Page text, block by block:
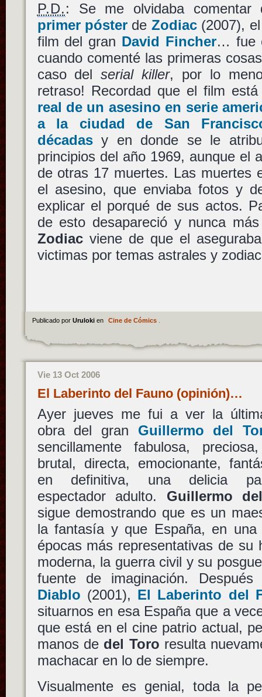
P.D.: Se me olvidaba
primer pósterde Zodiac(2007), el
film del gran David Fincher… fue
cuando comenté las primeras
caso delserial killer, por lo
retraso! Recordad que el film
real de un asesino en serie
a la ciudad de San
décadasy en donde se le
principios del año 1969, aunque el
de otras 17 muertes. Las muertes
el asesino, que enviaba fotos y
explicar el porqué de sus actos.
de esto desapareció y nunca
Zodiacviene de que el
victimas por temas astrales y
Publicado por Uruloki en Cine de Cómics.
Vie 13 Oct 2006
El Laberinto del Fauno (opinión)…
Ayer jueves me fui a ver la
obra del gran Guillermo del
sencillamente fabulosa,
brutal, directa, emocionante,
en definitiva, una delicia
espectador adulto. Guillermo
sigue demostrando que es un
la fantasía y que España, en una
épocas más representativas de su
moderna, la guerra civil y su
fuente de imaginación.
Diablo (2001), El Laberinto del
situarnos en esa España que a
que está en el cine patrio actual,
manos de del Toro resulta
machacar en lo de siempre.
Visualmente es genial, toda la